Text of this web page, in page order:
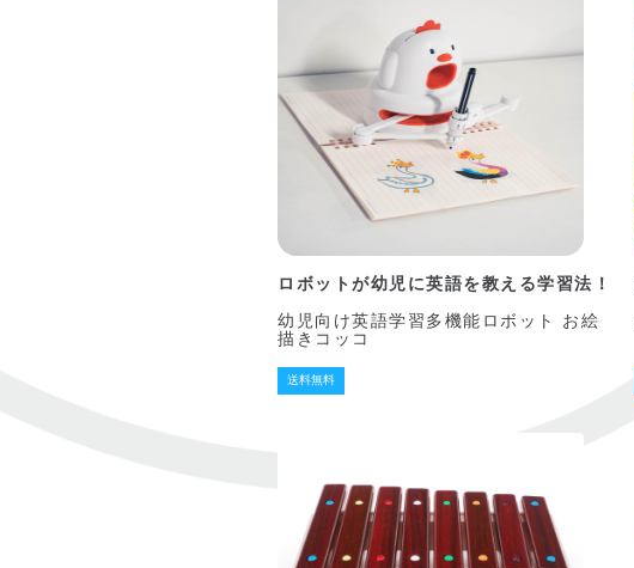
ロボットが幼児に英語を教える学習法！
幼児向け英語学習多機能ロボット お絵
描きコッコ
送料無料